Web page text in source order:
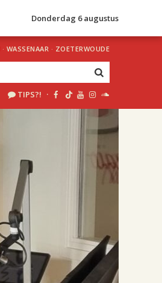
Donderdag 6 augustus
· WASSENAAR · ZOETERWOUDE
TIPS?! ·
uur 1 van 2
Volgend uur